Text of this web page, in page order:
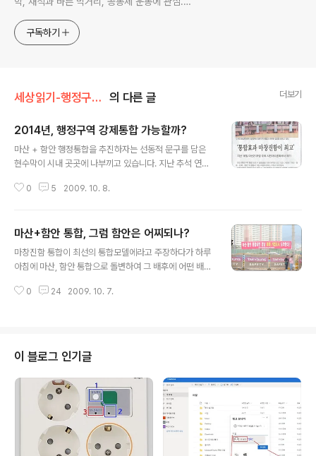
http://www.facebook.com/ymcaman
구독하기
세상읽기-행정구역통합 의 다른 글 더보기
2014년, 행정구역 강제통합 가능할까?
마산 + 함안 행정통합을 추진하자는 선동적 문구를 담은
현수막이 시내 곳곳에 나부끼고 있습니다. 지난 추석 연휴
지적에도 불구하고 몇 일 사이에 훨씬 노골적인 내용을 담
는 것이 아니라 2014년에 전국 지방행정구역 강제통합이
추진될 때, 창원 + 진해와 2단계 통합을 할 수 있다고 '선
동'하고 있습니다. 지금 자율통합을 하지 않으면 2014년
하자는 주장이지요. 2009/10/07 - [세상읽기] - 마산
0 5 2009. 10. 8.
마산+함안 통합, 그럼 함안은 어찌되나?
마창진함 통합이 최선의 통합모델에라고 주장하다가 하루
아침에 마산, 함안 통합으로 돌변하여 그 배후에 어떤 배경
만의 통합이 이루어지면 통합된 두 지역의 미래가 어떻게
습니다. 과연, 마산 + 함안 통합이 이루어지면 어떤 변화가
일어나게 될까요? 그런데, 여기, 저기 언론 보도를 살펴봐
도 마산, 함안 통합이 이루어지면 두 지역이 각각 어떻게 변
화하게 되는지 알려주는 정보는 별로 없습니다. 신문을 통
해 확인할 수 있는 정보는 인구 47만, 면적 747㎢, 재정
규모 1조 2천 억원으로 ..
0 24 2009. 10. 7.
이 블로그 인기글